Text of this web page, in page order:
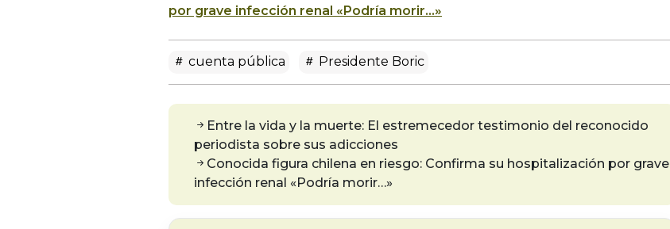
por grave infección renal «Podría morir…»
cuenta pública Presidente Boric
Entre la vida y la muerte: El estremecedor testimonio del reconocido
periodista sobre sus adicciones
Conocida figura chilena en riesgo: Confirma su hospitalización por grave
infección renal «Podría morir…»